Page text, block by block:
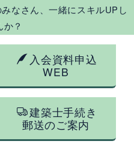
なさん、一緒にスキルUPし
か？
入会資料申込
WEB
建築士手続き
郵送のご案内